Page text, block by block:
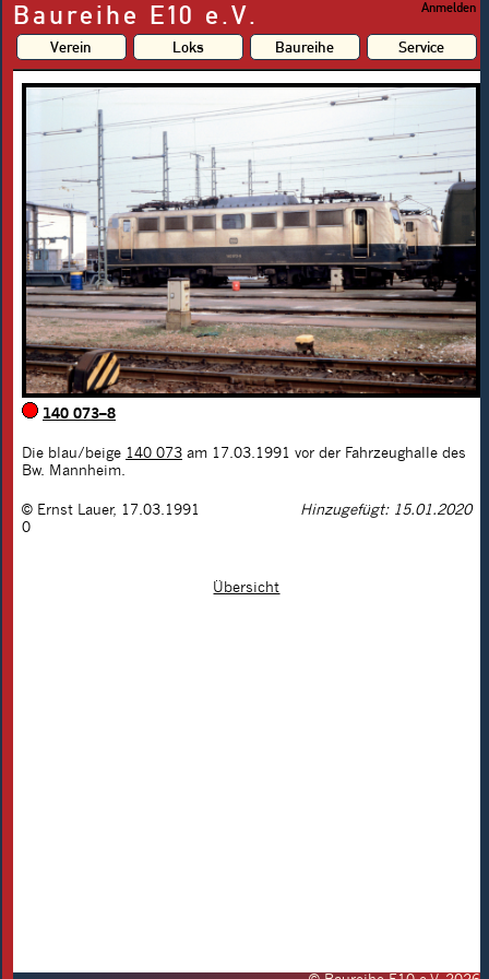
Baureihe E10 e.V. Anmelden
Verein Loks Baureihe Service
140 073–8
Die blau/beige 140 073 am 17.03.1991 vor der Fahrzeughalle des
Bw. Mannheim.
© Ernst Lauer, 17.03.1991
Hinzugefügt: 15.01.2020
0
Übersicht